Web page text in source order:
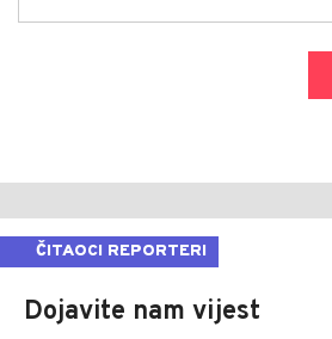
ČITAOCI REPORTERI
Dojavite nam vijest